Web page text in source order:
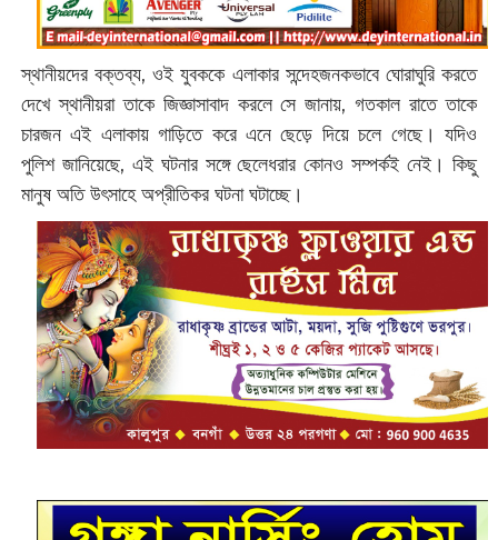
স্থানীয়দের বক্তব্য, ওই যুবককে এলাকার সন্দেহজনকভাবে ঘোরাঘুরি করতে
দেখে স্থানীয়রা তাকে জিজ্ঞাসাবাদ করলে সে জানায়, গতকাল রাতে তাকে
চারজন এই এলাকায় গাড়িতে করে এনে ছেড়ে দিয়ে চলে গেছে। যদিও
পুলিশ জানিয়েছে, এই ঘটনার সঙ্গে ছেলেধরার কোনও সম্পর্কই নেই। কিছু
মানুষ অতি উৎসাহে অপ্রীতিকর ঘটনা ঘটাচ্ছে।